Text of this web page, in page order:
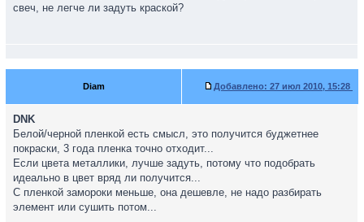
свеч, не легче ли задуть краской?
Diam Добавлено: 27 июл 2010, 15:28
DNK
Белой/черной пленкой есть смысл, это получится буджетнее
покраски, 3 года пленка точно отходит...
Если цвета металлики, лучше задуть, потому что подобрать
идеально в цвет вряд ли получится...
С пленкой замороки меньше, она дешевле, не надо разбирать
элемент или сушить потом...